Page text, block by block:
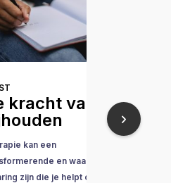
kracht van
kan een
en waardevolle
zijn die je helpt oude